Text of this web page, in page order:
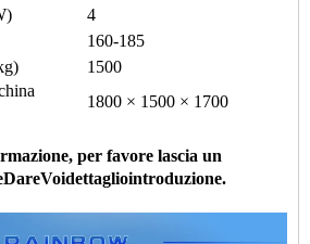
4
160-185
1500
1800 × 1500 × 1700
, per favore lascia un
DareVoidettagliointroduzione.